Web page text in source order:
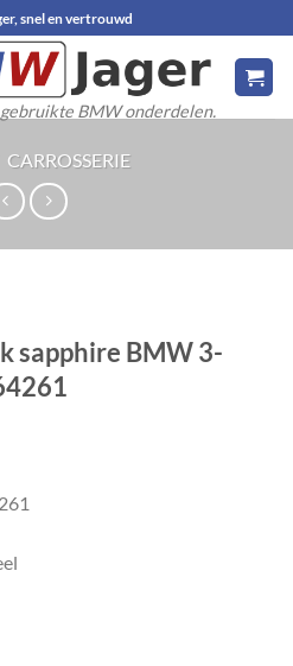
snel en vertrouwd
BMW onderdelen.
CARROSSERIE
sapphire BMW 3-